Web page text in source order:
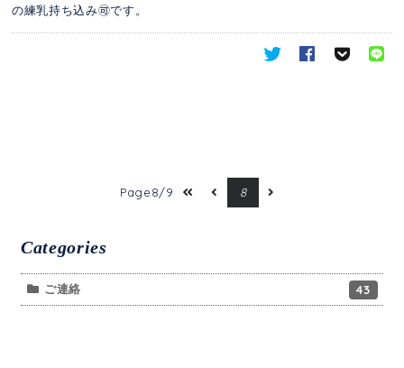
の練乳持ち込み🉑です。
Page8/9 8
Categories
ご連絡 43